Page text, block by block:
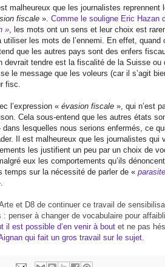
malheureux que les journalistes reprennent
fiscale ». Comme le souligne Eric Hazan
» , les mots ont un sens et leur choix est
utiliser les mots de l’ennemi. En effet, quand
que les autres pays sont des enfers
devrait tendre est la fiscalité de la Suisse
le message que les voleurs (car il s’agit
fisc.
l’expression « évasion fiscale », qui n’est
Cela sous-entend que les autres états
dans lesquelles nous serions enfermés, ce
Il est malheureux que les journalistes qui
les justifient un peu par un choix de
eux les comportements qu’ils
temps sur la nécessité de parler de «
et D8 de continuer ce travail de
: penser à changer de vocabulaire pour
il est possible d’en venir à bout et ne pas
qui fait un gros travail sur le sujet